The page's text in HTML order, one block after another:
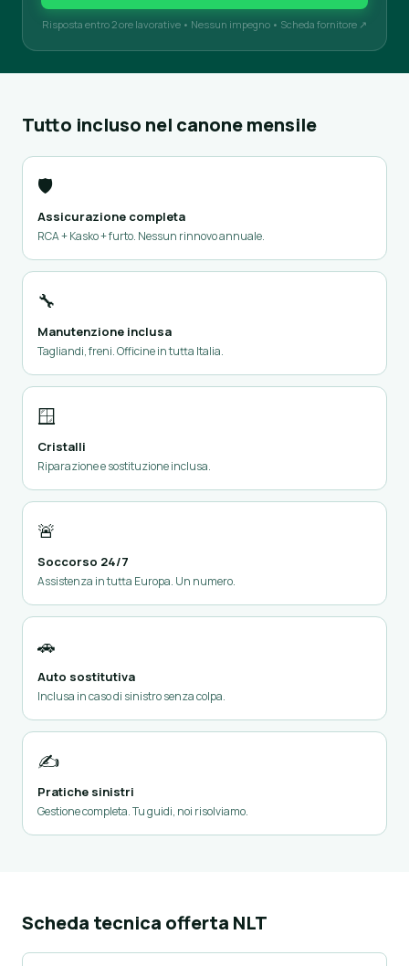
Risposta entro 2 ore lavorative • Nessun impegno • Scheda fornitore ↗
Tutto incluso nel canone mensile
🛡️
Assicurazione completa
RCA + Kasko + furto. Nessun rinnovo annuale.
🔧
Manutenzione inclusa
Tagliandi, freni. Officine in tutta Italia.
🪟
Cristalli
Riparazione e sostituzione inclusa.
🚨
Soccorso 24/7
Assistenza in tutta Europa. Un numero.
🚗
Auto sostitutiva
Inclusa in caso di sinistro senza colpa.
✍️
Pratiche sinistri
Gestione completa. Tu guidi, noi risolviamo.
Scheda tecnica offerta NLT